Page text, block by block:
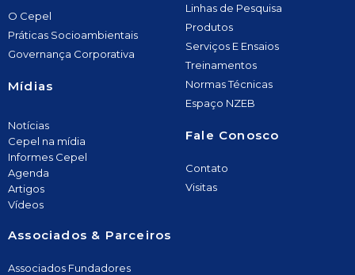
O Cepel
Práticas Socioambientais
Governança Corporativa
Mídias
Notícias
Cepel na mídia
Informes Cepel
Agenda
Artigos
Vídeos
Linhas de Pesquisa
Produtos
Serviços E Ensaios
Treinamentos
Normas Técnicas
Espaço NZEB
Fale Conosco
Contato
Visitas
Associados & Parceiros
Associados Fundadores